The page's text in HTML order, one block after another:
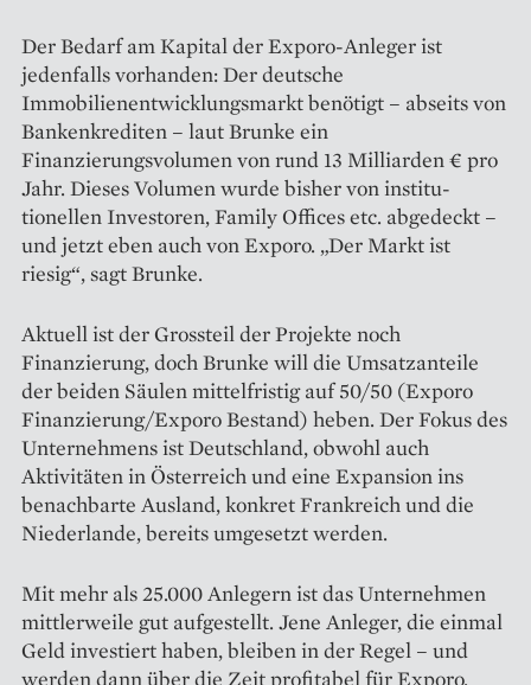
Der Bedarf am Kapital der Exporo-Anleger ist
jedenfalls vorhanden: Der deutsche
Immobilienentwicklungsmarkt benötigt – abseits von
Bankenkrediten – laut Brunke ein
Finanzierungsvolumen von rund 13 Milliarden € pro
Jahr. Dieses Volumen wurde bisher von institu­
tionellen Investoren, Family Offices etc. abgedeckt –
und jetzt eben auch von Exporo. „Der Markt ist
riesig“, sagt Brunke.
Aktuell ist der Grossteil der Projekte noch
Finanzierung, doch Brunke will die Umsatzanteile
der beiden Säulen mittelfristig auf 50/50 (Exporo
Finanzierung/Exporo Bestand) heben. Der Fokus des
Unternehmens ist Deutschland, obwohl auch
Aktivitäten in Österreich und eine Expansion ins
benachbarte Ausland, konkret Frankreich und die
Niederlande, bereits umgesetzt werden.
Mit mehr als 25.000 Anlegern ist das Unternehmen
mittlerweile gut aufgestellt. Jene Anleger, die einmal
Geld investiert haben, bleiben in der Regel – und
werden dann über die Zeit profitabel für Exporo.